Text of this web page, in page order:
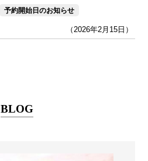
予約開始日のお知らせ
（2026年2月15日）
BLOG